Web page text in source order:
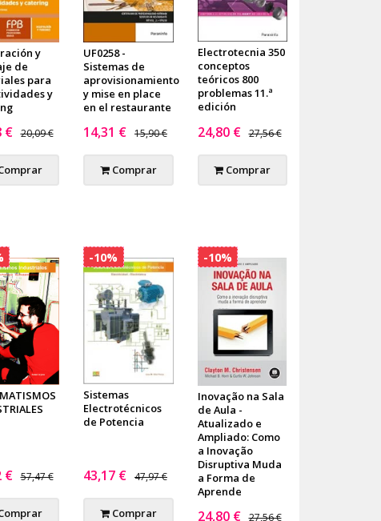
y
de
para
y
€ 20,09 €
UF0258 -
Sistemas de
aprovisionamiento
y mise en place
en el restaurante
14,31 € 15,90 €
Comprar
Electrotecnia 350
conceptos
teóricos 800
problemas 11.ª
edición
24,80 € 27,56 €
Comprar
€ 57,47 €
Sistemas
Electrotécnicos
de Potencia
43,17 € 47,97 €
Comprar
-10%
Inovação na Sala
de Aula -
Atualizado e
Ampliado: Como
a Inovação
Disruptiva Muda
a Forma de
Aprende
24,80 € 27,56 €
-10%